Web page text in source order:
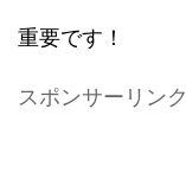
重要です！
スポンサーリンク